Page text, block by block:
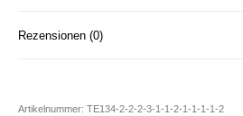
Rezensionen (0)
Artikelnummer:TE134-2-2-2-3-1-1-2-1-1-1-1-2